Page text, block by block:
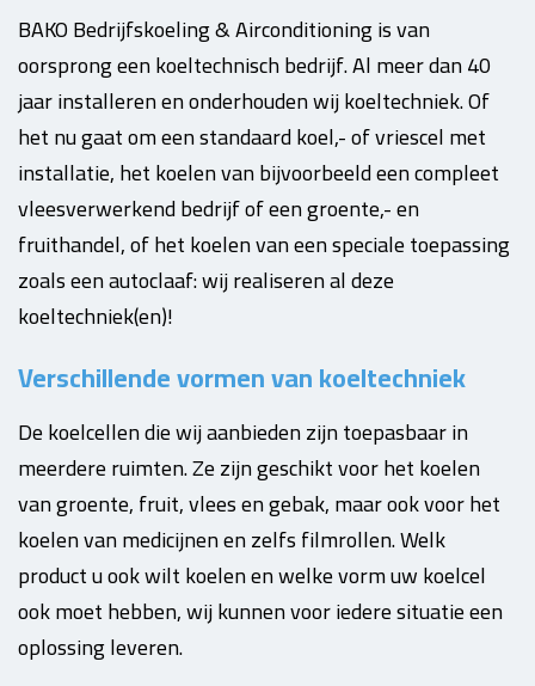
BAKO Bedrijfskoeling & Airconditioning is van
oorsprong een koeltechnisch bedrijf. Al meer dan 40
jaar installeren en onderhouden wij koeltechniek. Of
het nu gaat om een standaard koel,- of vriescel met
installatie, het koelen van bijvoorbeeld een compleet
vleesverwerkend bedrijf of een groente,- en
fruithandel, of het koelen van een speciale toepassing
zoals een autoclaaf: wij realiseren al deze
koeltechniek(en)!
Verschillende vormen van koeltechniek
De koelcellen die wij aanbieden zijn toepasbaar in
meerdere ruimten. Ze zijn geschikt voor het koelen
van groente, fruit, vlees en gebak, maar ook voor het
koelen van medicijnen en zelfs filmrollen. Welk
product u ook wilt koelen en welke vorm uw koelcel
ook moet hebben, wij kunnen voor iedere situatie een
oplossing leveren.